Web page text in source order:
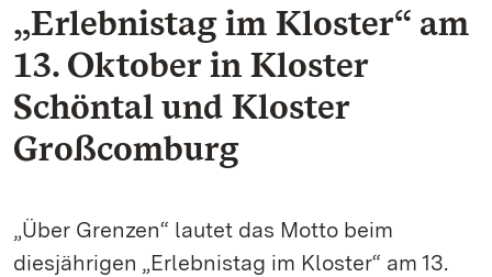
„Erlebnistag im Kloster“ am
13. Oktober in Kloster
Schöntal und Kloster
Großcomburg
„Über Grenzen“ lautet das Motto beim
diesjährigen „Erlebnistag im Kloster“ am 13.